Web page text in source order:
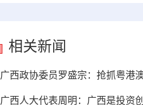
相关新闻
广西政协委员罗盛宗：抢抓粤港
广西人大代表周明：广西是投资